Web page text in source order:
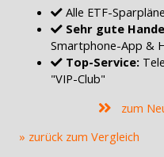
Alle ETF-
Sehr gute
Smartphone-App &
Top-Service:
"VIP-Club"
zum
» zurück zum Vergleich